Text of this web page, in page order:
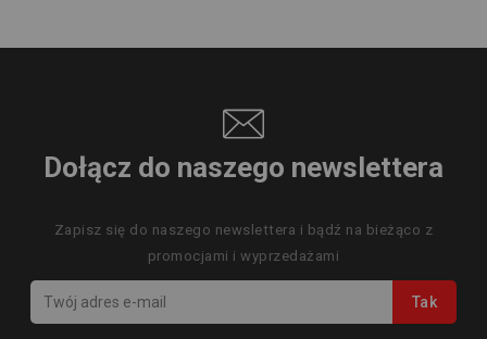
Dołącz do naszego newslettera
Zapisz się do naszego newslettera i bądź na bieżąco z
promocjami i wyprzedażami